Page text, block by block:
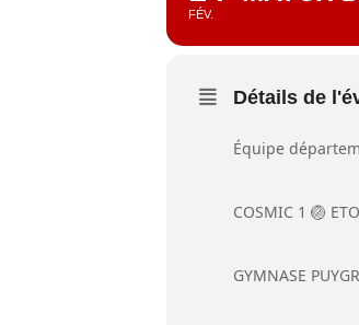
FÉV.
Détails de
Équipe
COSMIC 1 🏐
GYMNASE